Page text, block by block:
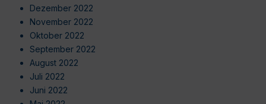
Dezember 2022
November 2022
Oktober 2022
September 2022
August 2022
Juli 2022
Juni 2022